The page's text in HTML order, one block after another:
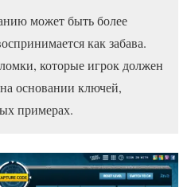
может быть более
как забава.
которые игрок должен
основании ключей,
примерах.